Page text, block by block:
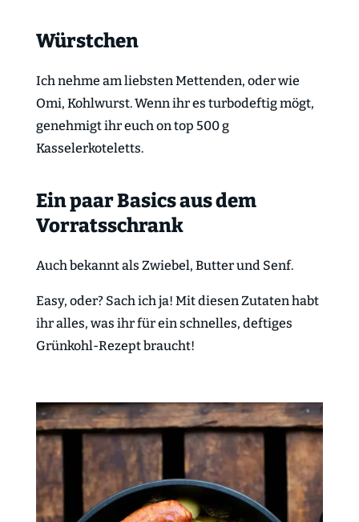
Würstchen
Ich nehme am liebsten Mettenden, oder wie
Omi, Kohlwurst. Wenn ihr es turbodeftig mögt,
genehmigt ihr euch on top 500 g
Kasselerkoteletts.
Ein paar Basics aus dem
Vorratsschrank
Auch bekannt als Zwiebel, Butter und Senf.
Easy, oder? Sach ich ja! Mit diesen Zutaten habt
ihr alles, was ihr für ein schnelles, deftiges
Grünkohl-Rezept braucht!